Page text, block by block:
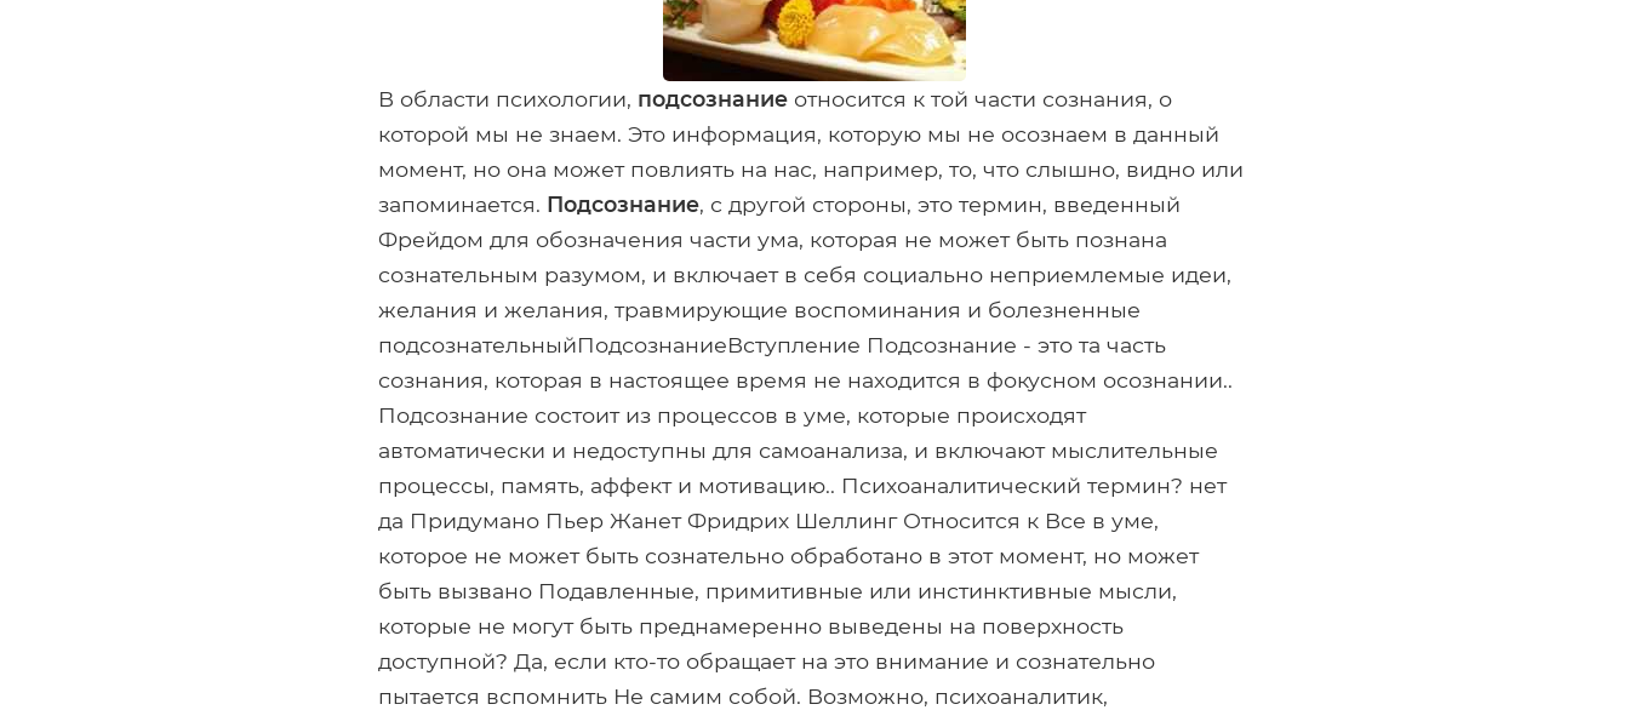
В области психологии, подсознание относится к той части сознания, о
которой мы не знаем. Это информация, которую мы не осознаем в данный
момент, но она может повлиять на нас, например, то, что слышно, видно или
запоминается. Подсознание, с другой стороны, это термин, введенный
Фрейдом для обозначения части ума, которая не может быть познана
сознательным разумом, и включает в себя социально неприемлемые идеи,
желания и желания, травмирующие воспоминания и болезненные
подсознательныйПодсознаниеВступление Подсознание - это та часть
сознания, которая в настоящее время не находится в фокусном осознании..
Подсознание состоит из процессов в уме, которые происходят
автоматически и недоступны для самоанализа, и включают мыслительные
процессы, память, аффект и мотивацию.. Психоаналитический термин? нет
да Придумано Пьер Жанет Фридрих Шеллинг Относится к Все в уме,
которое не может быть сознательно обработано в этот момент, но может
быть вызвано Подавленные, примитивные или инстинктивные мысли,
которые не могут быть преднамеренно выведены на поверхность
доступной? Да, если кто-то обращает на это внимание и сознательно
пытается вспомнить Не самим собой. Возможно, психоаналитик,